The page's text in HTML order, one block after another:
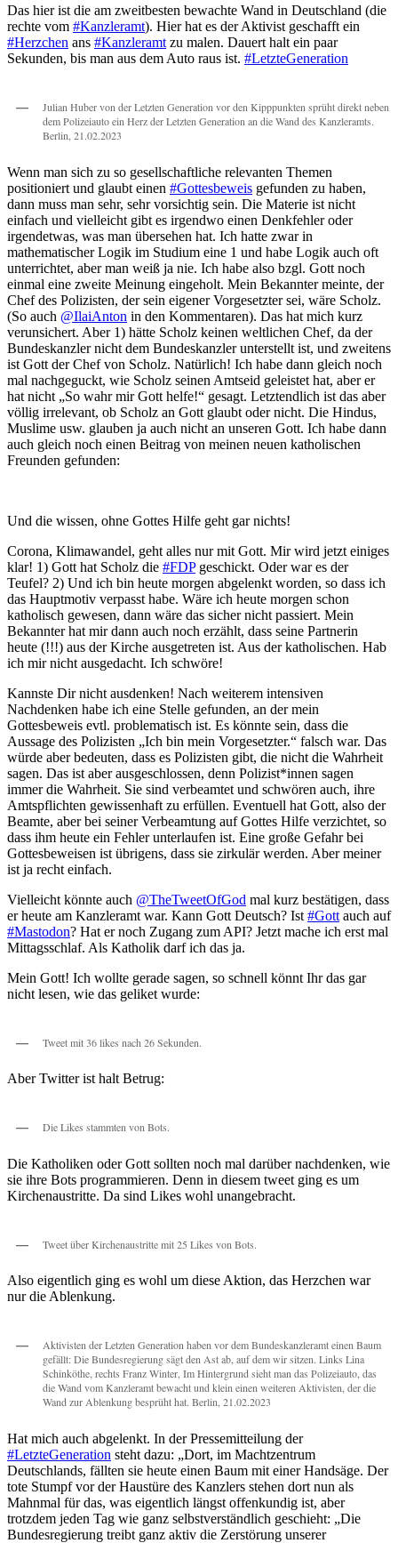
Das hier ist die am zweitbesten bewachte Wand in Deutschland (die
rechte vom #Kanzleramt). Hier hat es der Aktivist geschafft ein
#Herzchen ans #Kanzleramt zu malen. Dauert halt ein paar
Sekunden, bis man aus dem Auto raus ist. #LetzteGeneration
Julian Huber von der Letzten Generation vor den Kipppunkten sprüht direkt neben
dem Polizeiauto ein Herz der Letzten Generation an die Wand des Kanzleramts.
Berlin, 21.02.2023
Wenn man sich zu so gesellschaftliche relevanten Themen
positioniert und glaubt einen #Gottesbeweis gefunden zu haben,
dann muss man sehr, sehr vorsichtig sein. Die Materie ist nicht
einfach und vielleicht gibt es irgendwo einen Denkfehler oder
irgendetwas, was man übersehen hat. Ich hatte zwar in
mathematischer Logik im Studium eine 1 und habe Logik auch oft
unterrichtet, aber man weiß ja nie. Ich habe also bzgl. Gott noch
einmal eine zweite Meinung eingeholt. Mein Bekannter meinte, der
Chef des Polizisten, der sein eigener Vorgesetzter sei, wäre Scholz.
(So auch @IlaiAnton in den Kommentaren). Das hat mich kurz
verunsichert. Aber 1) hätte Scholz keinen weltlichen Chef, da der
Bundeskanzler nicht dem Bundeskanzler unterstellt ist, und zweitens
ist Gott der Chef von Scholz. Natürlich! Ich habe dann gleich noch
mal nachgeguckt, wie Scholz seinen Amtseid geleistet hat, aber er
hat nicht „So wahr mir Gott helfe!“ gesagt. Letztendlich ist das aber
völlig irrelevant, ob Scholz an Gott glaubt oder nicht. Die Hindus,
Muslime usw. glauben ja auch nicht an unseren Gott. Ich habe dann
auch gleich noch einen Beitrag von meinen neuen katholischen
Freunden gefunden:
Und die wissen, ohne Gottes Hilfe geht gar nichts!
Corona, Klimawandel, geht alles nur mit Gott. Mir wird jetzt einiges
klar! 1) Gott hat Scholz die #FDPgeschickt. Oder war es der
Teufel? 2) Und ich bin heute morgen abgelenkt worden, so dass ich
das Hauptmotiv verpasst habe. Wäre ich heute morgen schon
katholisch gewesen, dann wäre das sicher nicht passiert. Mein
Bekannter hat mir dann auch noch erzählt, dass seine Partnerin
heute (!!!) aus der Kirche ausgetreten ist. Aus der katholischen. Hab
ich mir nicht ausgedacht. Ich schwöre!
Kannste Dir nicht ausdenken! Nach weiterem intensiven
Nachdenken habe ich eine Stelle gefunden, an der mein
Gottesbeweis evtl. problematisch ist. Es könnte sein, dass die
Aussage des Polizisten „Ich bin mein Vorgesetzter.“ falsch war. Das
würde aber bedeuten, dass es Polizisten gibt, die nicht die Wahrheit
sagen. Das ist aber ausgeschlossen, denn Polizist*innen sagen
immer die Wahrheit. Sie sind verbeamtet und schwören auch, ihre
Amtspflichten gewissenhaft zu erfüllen. Eventuell hat Gott, also der
Beamte, aber bei seiner Verbeamtung auf Gottes Hilfe verzichtet, so
dass ihm heute ein Fehler unterlaufen ist. Eine große Gefahr bei
Gottesbeweisen ist übrigens, dass sie zirkulär werden. Aber meiner
ist ja recht einfach.
Vielleicht könnte auch @TheTweetOfGod mal kurz bestätigen, dass
er heute am Kanzleramt war. Kann Gott Deutsch? Ist #Gott auch auf
#Mastodon? Hat er noch Zugang zum API? Jetzt mache ich erst mal
Mittagsschlaf. Als Katholik darf ich das ja.
Mein Gott! Ich wollte gerade sagen, so schnell könnt Ihr das gar
nicht lesen, wie das geliket wurde:
Tweet mit 36 likes nach 26 Sekunden.
Aber Twitter ist halt Betrug:
Die Likes stammten von Bots.
Die Katholiken oder Gott sollten noch mal darüber nachdenken, wie
sie ihre Bots programmieren. Denn in diesem tweet ging es um
Kirchenaustritte. Da sind Likes wohl unangebracht.
Tweet über Kirchenaustritte mit 25 Likes von Bots.
Also eigentlich ging es wohl um diese Aktion, das Herzchen war
nur die Ablenkung.
Aktivisten der Letzten Generation haben vor dem Bundeskanzleramt einen Baum
gefällt: Die Bundesregierung sägt den Ast ab, auf dem wir sitzen. Links Lina
Schinköthe, rechts Franz Winter, Im Hintergrund sieht man das Polizeiauto, das
die Wand vom Kanzleramt bewacht und klein einen weiteren Aktivisten, der die
Wand zur Ablenkung besprüht hat. Berlin, 21.02.2023
Hat mich auch abgelenkt. In der Pressemitteilung der
#LetzteGeneration steht dazu: „Dort, im Machtzentrum
Deutschlands, fällten sie heute einen Baum mit einer Handsäge. Der
tote Stumpf vor der Haustüre des Kanzlers stehen dort nun als
Mahnmal für das, was eigentlich längst offenkundig ist, aber
trotzdem jeden Tag wie ganz selbstverständlich geschieht: „Die
Bundesregierung treibt ganz aktiv die Zerstörung unserer